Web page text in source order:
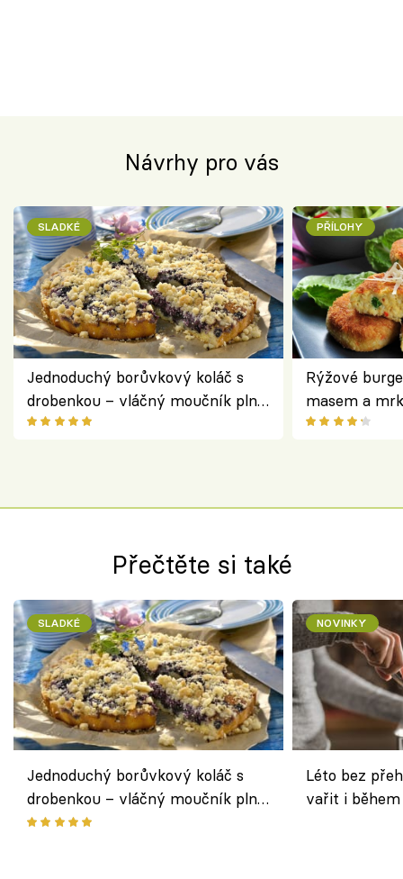
Návrhy pro vás
SLADKÉ
Jednoduchý borůvkový koláč s
drobenkou – vláčný moučník plný
ovoce
PŘÍLOHY
Rýžové
masem a
salátem –
Přečtěte si také
SLADKÉ
Jednoduchý borůvkový koláč s
drobenkou – vláčný moučník plný
ovoce
NOVINKY
Léto bez
vařit i